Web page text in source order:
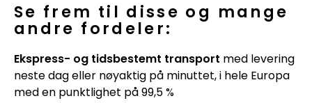
Se frem til disse og mange
andre fordeler:
Ekspress- og tidsbestemt transport med levering
neste dag eller nøyaktig på minuttet, i hele Europa
med en punktlighet på 99,5 %